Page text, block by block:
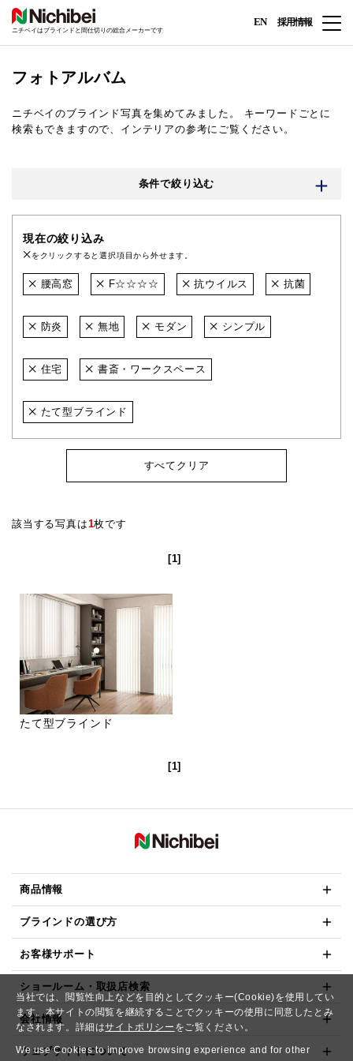
当社では、閲覧性向上などを目的としてクッキー(Cookie)を使用してい
ます。本サイトの閲覧を継続することでクッキーの使用に同意したとみ
なされます。詳細はサイトポリシー をご覧ください。
We use Cookies to improve browsing experience and for other
ニチベイはブラインドと間仕切りの総合メーカーです
EN 採用情報
フォトアルバム
ニチベイのブラインド写真を集めてみました。
キーワードごとに
検索もできますので、インテリアの参考にご覧ください。
条件で絞り込む
現在の絞り込み
をクリックすると選択項目から外せます。
腰高窓 F☆☆☆☆ 抗ウイルス 抗菌
防炎 無地 モダン シンプル
住宅 書斎・ワークスペース
たて型ブラインド
すべてクリア
該当する写真は1枚です
[1]
たて型ブラインド
[1]
商品情報
ブラインドの選び方
お客様サポート
ショールーム・取扱店検索
会社情報
ウェブサイトについて